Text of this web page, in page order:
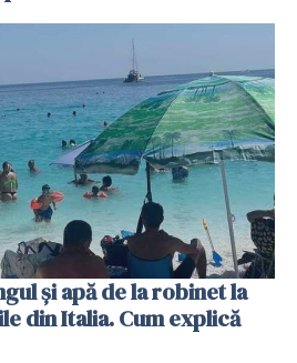
și apă de la robinet la
din Italia. Cum explică